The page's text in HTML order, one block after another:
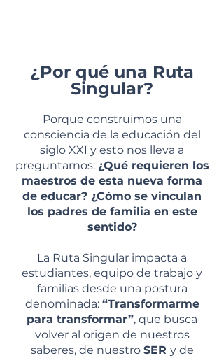
¿Por qué una Ruta
Singular?
Porque construimos una
consciencia de la educación del
siglo XXI y esto nos lleva a
preguntarnos: ¿Qué requieren los
maestros de esta nueva forma
de educar? ¿Cómo se vinculan
los padres de familia en este
sentido?
La Ruta Singular impacta a
estudiantes, equipo de trabajo y
familias desde una postura
denominada: “Transformarme
para transformar”, que busca
volver al origen de nuestros
saberes, de nuestro SER y de